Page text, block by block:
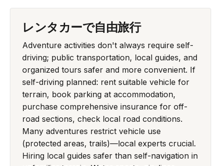
レンタカーで自由旅行
Adventure activities don't always require self-
driving; public transportation, local guides, and
organized tours safer and more convenient. If
self-driving planned: rent suitable vehicle for
terrain, book parking at accommodation,
purchase comprehensive insurance for off-
road sections, check local road conditions.
Many adventures restrict vehicle use
(protected areas, trails)—local experts crucial.
Hiring local guides safer than self-navigation in